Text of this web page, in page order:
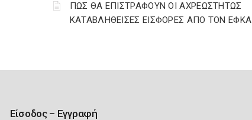
ΠΩΣ ΘΑ ΕΠΙΣΤΡΑΦΟΥΝ ΟΙ ΑΧΡΕΩΣΤΗΤΩΣ
ΚΑΤΑΒΛΗΘΕΙΣΕΣ ΕΙΣΦΟΡΕΣ ΑΠΟ ΤΟΝ ΕΦΚΑ
Είσοδος – Εγγραφή